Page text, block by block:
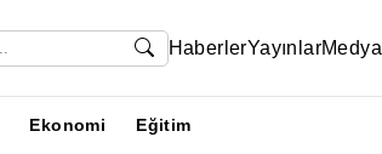
HaberlerYayınlarMedya
Ekonomi Eğitim